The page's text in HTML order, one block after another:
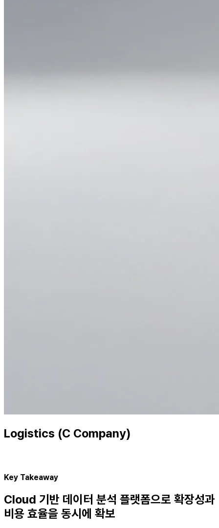
Logistics (C Company)
Key Takeaway
Cloud 기반 데이터 분석 플랫폼으로 확장성과
비용 효율을 동시에 확보